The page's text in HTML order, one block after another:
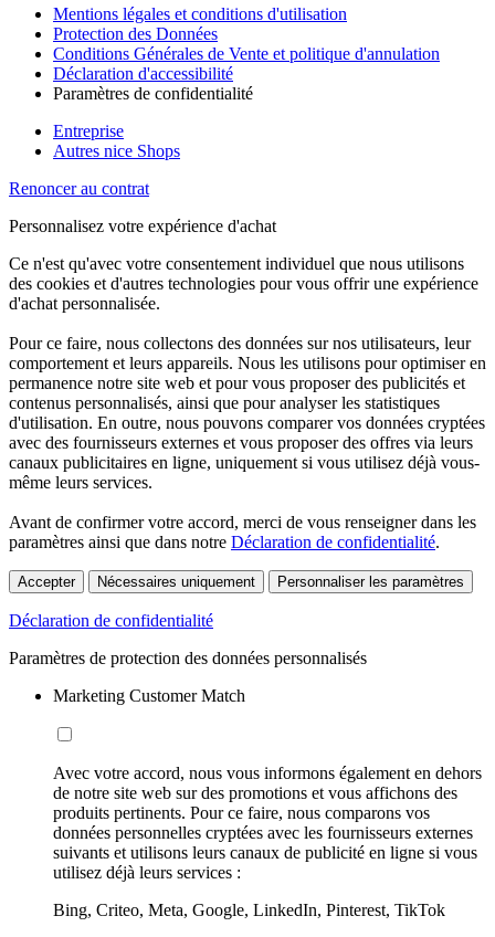
Mentions légales et conditions d'utilisation
Protection des Données
Conditions Générales de Vente et politique d'annulation
Déclaration d'accessibilité
Paramètres de confidentialité
Entreprise
Autres nice Shops
Renoncer au contrat
Personnalisez votre expérience d'achat
Ce n'est qu'avec votre consentement individuel que nous utilisons
des cookies et d'autres technologies pour vous offrir une expérience
d'achat personnalisée.
Pour ce faire, nous collectons des données sur nos utilisateurs, leur
comportement et leurs appareils. Nous les utilisons pour optimiser en
permanence notre site web et pour vous proposer des publicités et
contenus personnalisés, ainsi que pour analyser les statistiques
d'utilisation. En outre, nous pouvons comparer vos données cryptées
avec des fournisseurs externes et vous proposer des offres via leurs
canaux publicitaires en ligne, uniquement si vous utilisez déjà vous-
même leurs services.
Avant de confirmer votre accord, merci de vous renseigner dans les
paramètres ainsi que dans notre Déclaration de confidentialité.
Accepter Nécessaires uniquement Personnaliser les paramètres
Déclaration de confidentialité
Paramètres de protection des données personnalisés
Marketing Customer Match
Avec votre accord, nous vous informons également en dehors
de notre site web sur des promotions et vous affichons des
produits pertinents. Pour ce faire, nous comparons vos
données personnelles cryptées avec les fournisseurs externes
suivants et utilisons leurs canaux de publicité en ligne si vous
utilisez déjà leurs services :
Bing, Criteo, Meta, Google, LinkedIn, Pinterest, TikTok